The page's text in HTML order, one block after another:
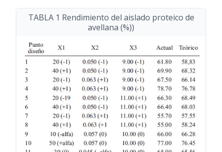
TABLA 1 Rendimiento del aislado proteico de
avellana (%))